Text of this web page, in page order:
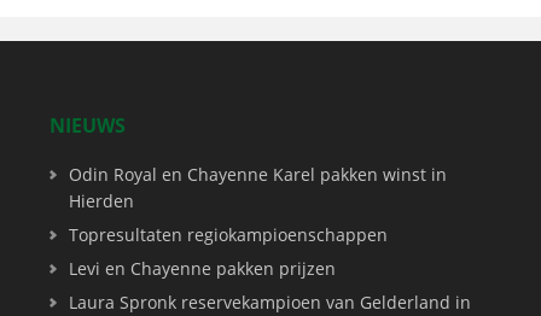
NIEUWS
Odin Royal en Chayenne Karel pakken winst in
Hierden
Topresultaten regiokampioenschappen
Levi en Chayenne pakken prijzen
Laura Spronk reservekampioen van Gelderland in